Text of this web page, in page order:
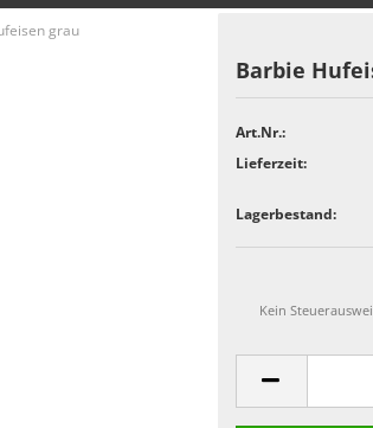
grau
Barbie
Art.Nr.:
Lieferzeit:
Lagerbestand:
Kein